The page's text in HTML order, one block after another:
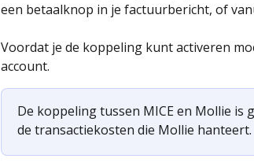
een betaalknop in je factuurbericht, of
Voordat je de koppeling kunt activeren
account.
De koppeling tussen MICE en Mollie is
de transactiekosten die Mollie hanteert.